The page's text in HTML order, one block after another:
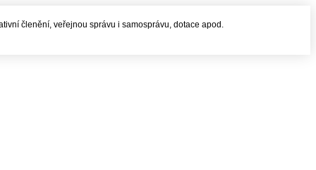
členění, veřejnou správu i samosprávu, dotace apod.